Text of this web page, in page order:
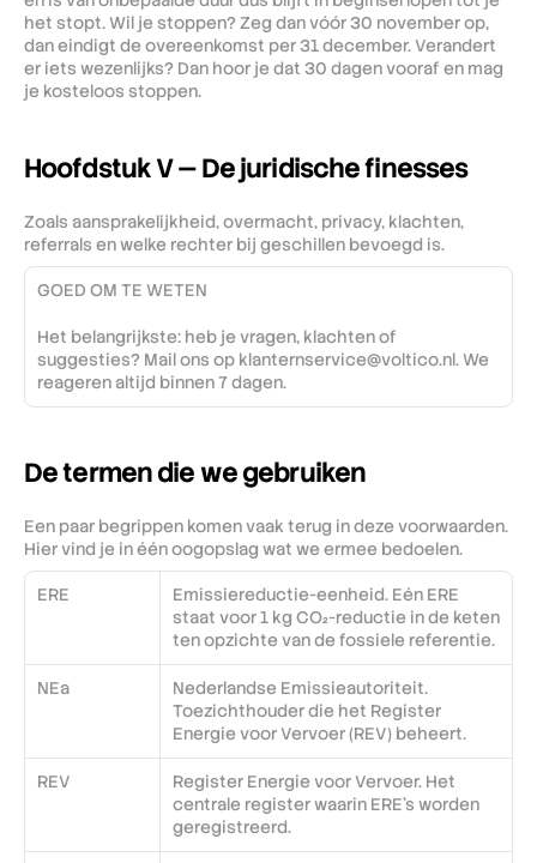
het stopt. Wil je stoppen? Zeg dan vóór 30 november op,
dan eindigt de overeenkomst per 31 december. Verandert
er iets wezenlijks? Dan hoor je dat 30 dagen vooraf en mag
je kosteloos stoppen.
Hoofdstuk V — De juridische finesses
Zoals aansprakelijkheid, overmacht, privacy, klachten,
referrals en welke rechter bij geschillen bevoegd is.
GOED OM TE WETEN
Het belangrijkste: heb je vragen, klachten of
suggesties? Mail ons op klanternservice@voltico.nl. We
reageren altijd binnen 7 dagen.
De termen die we gebruiken
Een paar begrippen komen vaak terug in deze voorwaarden.
Hier vind je in één oogopslag wat we ermee bedoelen.
ERE
Emissiereductie-eenheid. Eén ERE
staat voor 1 kg CO₂-reductie in de keten
ten opzichte van de fossiele referentie.
NEa
Nederlandse Emissieautoriteit.
Toezichthouder die het Register
Energie voor Vervoer (REV) beheert.
REV
Register Energie voor Vervoer. Het
centrale register waarin ERE's worden
geregistreerd.